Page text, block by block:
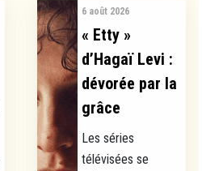
6 août 2026
« Etty »
d’Hagaï Levi :
dévorée par la
grâce
Les séries
télévisées se